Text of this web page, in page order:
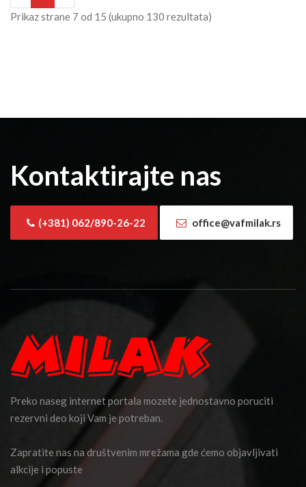
Prikaz strane 7 od 15 (ukupno 130 rezultata)
Kontaktirajte nas
(+381) 062/890-26-22 office@vafmilak.rs
Preko naseg internet portala mozete jednostavno poruciti
rezervni deo koji Vam je potreban.
Zapratite nas na društvenim mrežama gde ćemo objavljivati
alkcije i popuste